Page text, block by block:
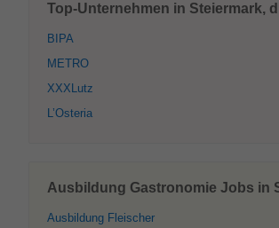
Top-Unternehmen in Steiermark,
BIPA
METRO
XXXLutz
L’Osteria
Ausbildung Gastronomie Jobs in
Ausbildung Fleischer